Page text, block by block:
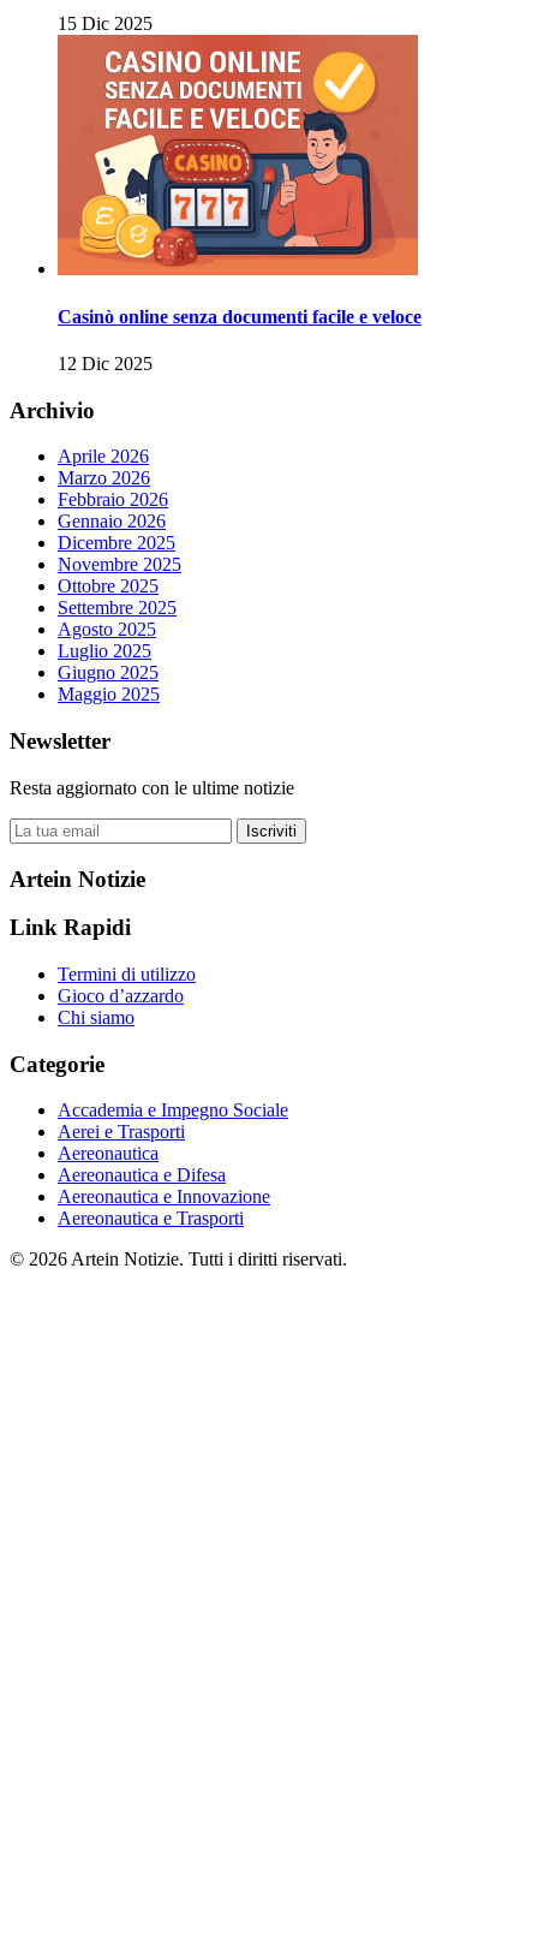
15 Dic 2025
Casinò online senza documenti facile e veloce
12 Dic 2025
Archivio
Aprile 2026
Marzo 2026
Febbraio 2026
Gennaio 2026
Dicembre 2025
Novembre 2025
Ottobre 2025
Settembre 2025
Agosto 2025
Luglio 2025
Giugno 2025
Maggio 2025
Newsletter
Resta aggiornato con le ultime notizie
Iscriviti
Artein Notizie
Link Rapidi
Termini di utilizzo
Gioco d’azzardo
Chi siamo
Categorie
Accademia e Impegno Sociale
Aerei e Trasporti
Aereonautica
Aereonautica e Difesa
Aereonautica e Innovazione
Aereonautica e Trasporti
© 2026 Artein Notizie. Tutti i diritti riservati.